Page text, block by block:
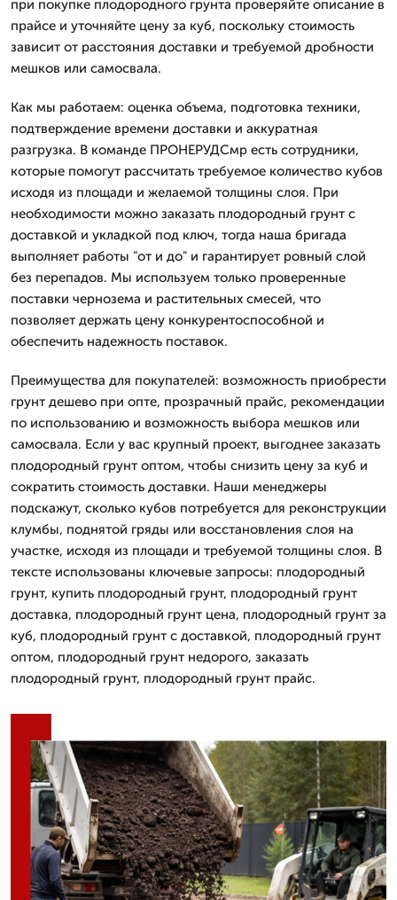
при покупке плодородного грунта проверяйте описание в
прайсе и уточняйте цену за куб, поскольку стоимость
зависит от расстояния доставки и требуемой дробности
мешков или самосвала.
Как мы работаем: оценка объема, подготовка техники,
подтверждение времени доставки и аккуратная
разгрузка. В команде ПРОНЕРУДСмр есть сотрудники,
которые помогут рассчитать требуемое количество кубов
исходя из площади и желаемой толщины слоя. При
необходимости можно заказать плодородный грунт с
доставкой и укладкой под ключ, тогда наша бригада
выполняет работы "от и до" и гарантирует ровный слой
без перепадов. Мы используем только проверенные
поставки чернозема и растительных смесей, что
позволяет держать цену конкурентоспособной и
обеспечить надежность поставок.
Преимущества для покупателей: возможность приобрести
грунт дешево при опте, прозрачный прайс, рекомендации
по использованию и возможность выбора мешков или
самосвала. Если у вас крупный проект, выгоднее заказать
плодородный грунт оптом, чтобы снизить цену за куб и
сократить стоимость доставки. Наши менеджеры
подскажут, сколько кубов потребуется для реконструкции
клумбы, поднятой гряды или восстановления слоя на
участке, исходя из площади и требуемой толщины слоя. В
тексте использованы ключевые запросы: плодородный
грунт, купить плодородный грунт, плодородный грунт
доставка, плодородный грунт цена, плодородный грунт за
куб, плодородный грунт с доставкой, плодородный грунт
оптом, плодородный грунт недорого, заказать
плодородный грунт, плодородный грунт прайс.